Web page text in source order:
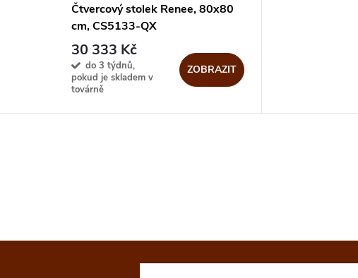
Čtvercový stolek Renee, 80x80
cm, CS5133-QX
30 333 Kč
do 3 týdnů,
pokud je skladem v
továrně
ZOBRAZIT